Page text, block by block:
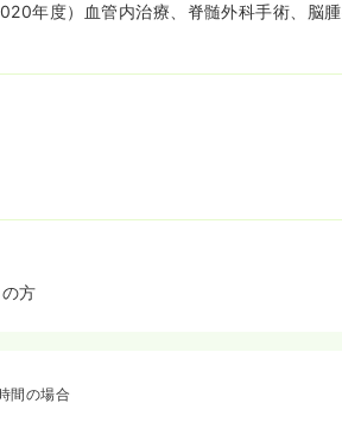
年度）血管内治療、脊髄外科手術、脳
方
間の場合